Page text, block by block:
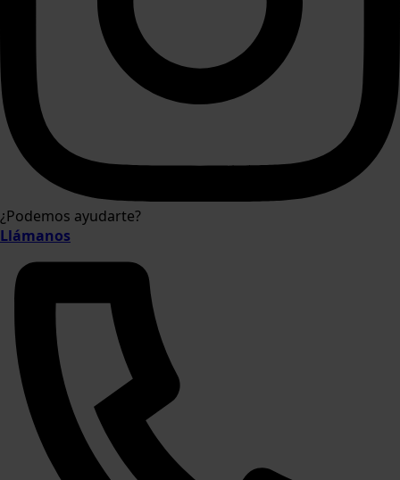
¿Podemos ayudarte?
Llámanos